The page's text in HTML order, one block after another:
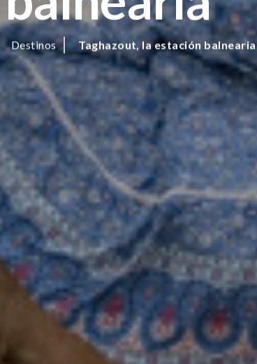
balnearia
Destinos Taghazout, la estación balnearia